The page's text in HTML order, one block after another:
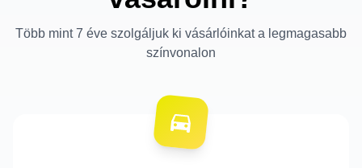
Több mint 7 éve szolgáljuk ki vásárlóinkat a legmagasabb
színvonalon